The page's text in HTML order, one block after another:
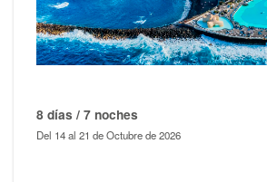
8 días / 7 noches
Del 14 al 21 de Octubre de 2026